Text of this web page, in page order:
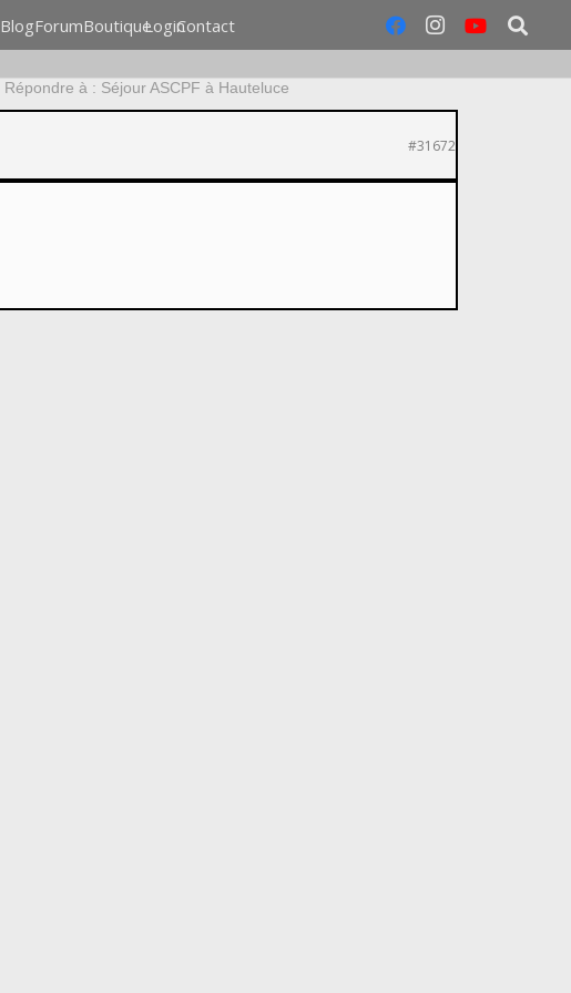
BlogForumBoutiqueLoginContact
Répondre à : Séjour ASCPF à Hauteluce
#31672